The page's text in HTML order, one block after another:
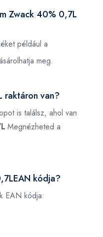
Zwack 40% 0,7L
például a
meg.
raktáron van?
is találsz, ahol van
Megnézheted a
kódja?
EAN kódja: